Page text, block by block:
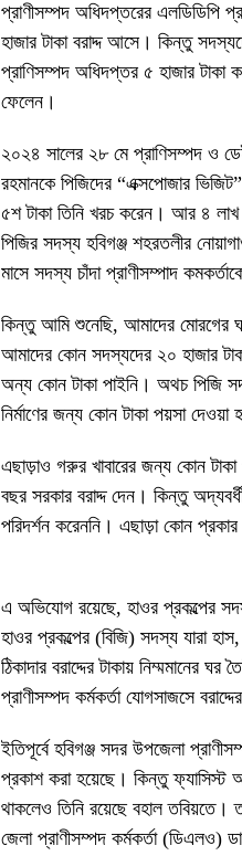
প্রাণীসম্পদ অধিদপ্তরের এলডিডিপি
হাজার টাকা বরাদ্দ আসে। কিন্তু
প্রাণিসম্পদ অধিদপ্তর ৫ হাজার
ফেলেন।
২০২৪ সালের ২৮ মে প্রাণিসম্পদ ও
রহমানকে পিজিদের “এক্সপোজার
৫শ টাকা তিনি খরচ করেন। আর ৪ লাখ
পিজির সদস্য হবিগঞ্জ শহরতলীর
মাসে সদস্য চাঁদা প্রাণীসম্পাদ
কিন্তু আমি শুনেছি, আমাদের মোরগের
আমাদের কোন সদস্যদের ২০ হাজার
অন্য কোন টাকা পাইনি। অথচ পিজি
নির্মাণের জন্য কোন টাকা পয়সা দেওয়া
এছাড়াও গরুর খাবারের জন্য কোন টাকা
বছর সরকার বরাদ্দ দেন। কিন্তু
পরিদর্শন করেননি। এছাড়া কোন প্রকার
এ অভিযোগ রয়েছে, হাওর প্রকল্পের
হাওর প্রকল্পের (বিজি) সদস্য যারা
ঠিকাদার বরাদ্দের টাকায় নিম্মমানের
প্রাণীসম্পদ কর্মকর্তা যোগসাজসে
ইতিপূর্বে হবিগঞ্জ সদর উপজেলা
প্রকাশ করা হয়েছে। কিন্তু ফ্যাসিস্ট
থাকলেও তিনি রয়েছে বহাল তবিয়তে।
জেলা প্রাণীসম্পদ কর্মকর্তা (ডিএলও)